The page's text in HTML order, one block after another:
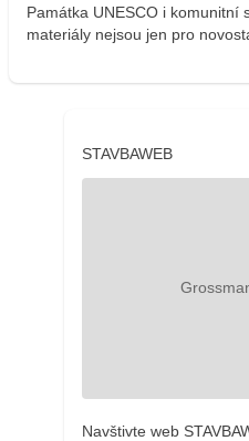
Památka UNESCO i komunitní
materiály nejsou jen pro
STAVBAWEB
Navštivte web